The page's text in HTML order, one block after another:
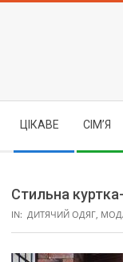
Navigation
Menu
ЦІКАВЕ СІМ’Я
Стильна
IN: ДИТЯЧИЙ ОДЯГ,